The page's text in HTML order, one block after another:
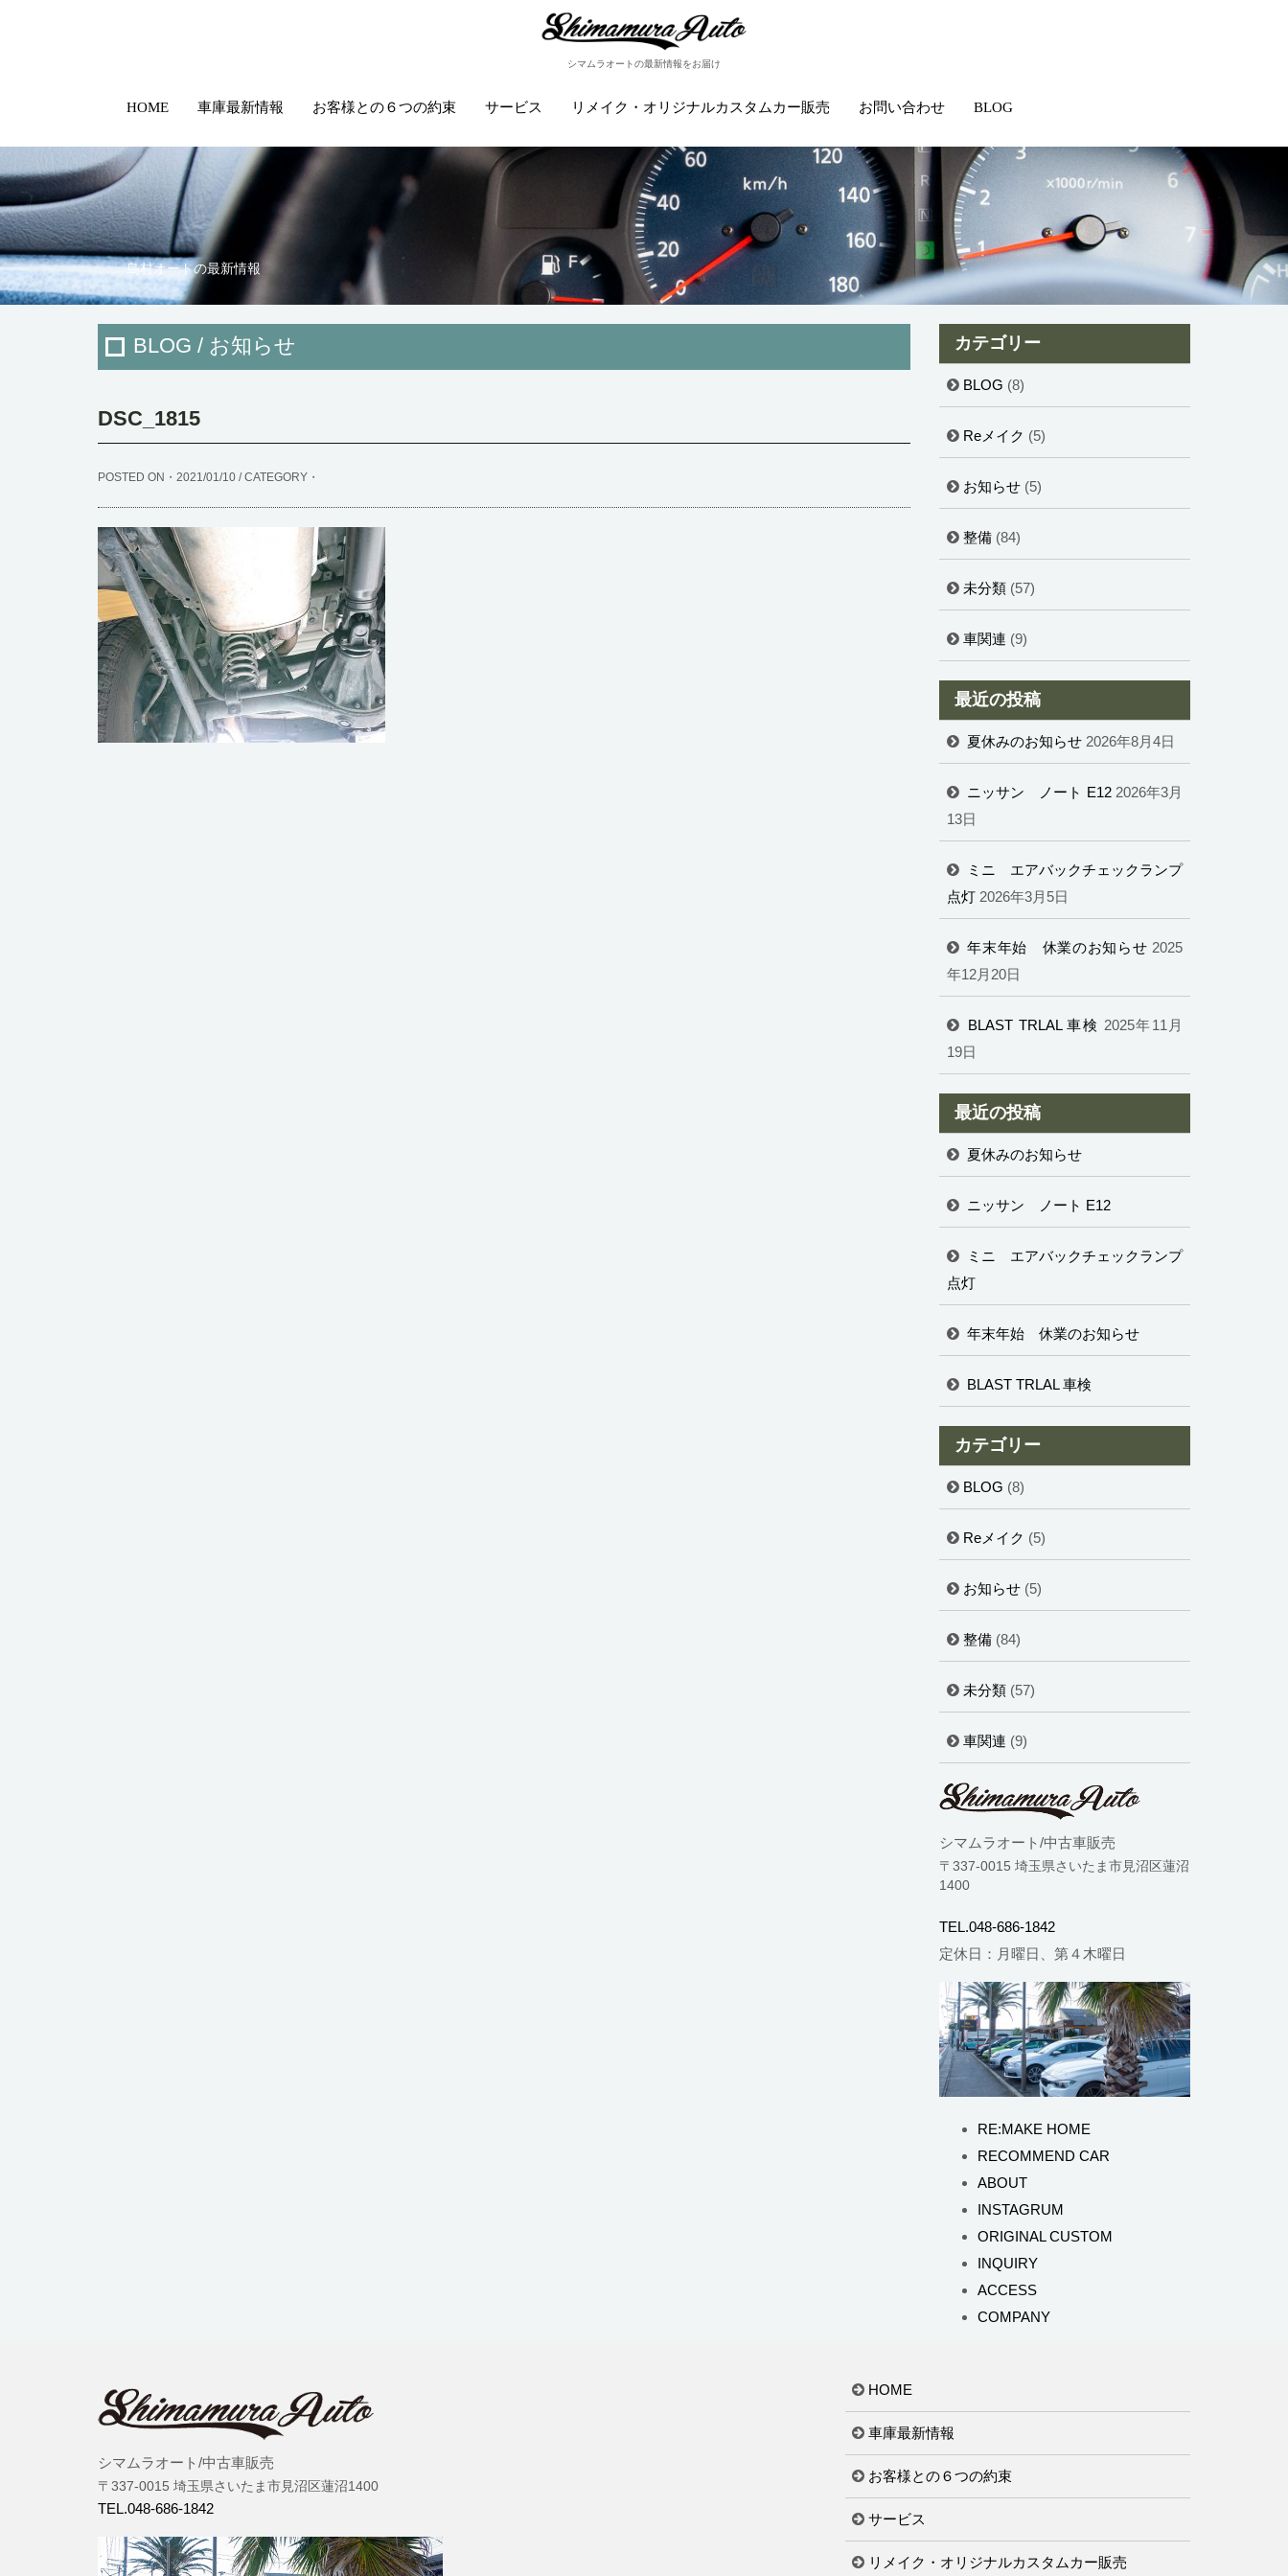
シマムラオートの最新情報をお届け
HOME 車庫最新情報 お客様との６つの約束 サービス リメイク・オリジナルカスタムカー販売 お問い合わせ BLOG
島村オートの最新情報
BLOG / お知らせ
DSC_1815
POSTED ON・2021/01/10 / CATEGORY・
カテゴリー
BLOG (8)
Reメイク (5)
お知らせ(5)
整備(84)
未分類(57)
車関連 (9)
最近の投稿
夏休みのお知らせ 2026年8月4日
ニッサン ノート E12 2026年3月
13日
ミニ エアバックチェックランプ
点灯 2026年3月5日
年末年始 休業のお知らせ 2025
年12月20日
BLAST TRLAL 車検 2025年11月
19日
最近の投稿
夏休みのお知らせ
ニッサン ノート E12
ミニ エアバックチェックランプ
点灯
年末年始 休業のお知らせ
BLAST TRLAL 車検
カテゴリー
BLOG (8)
Reメイク (5)
お知らせ(5)
整備(84)
未分類(57)
車関連 (9)
シマムラオート/中古車販売
〒337-0015 埼玉県さいたま市見沼区蓮沼
1400
TEL.048-686-1842
定休日：月曜日、第４木曜日
RE:MAKE HOME
RECOMMEND CAR
ABOUT
INSTAGRUM
ORIGINAL CUSTOM
INQUIRY
ACCESS
COMPANY
シマムラオート/中古車販売
〒337-0015 埼玉県さいたま市見沼区蓮沼1400
TEL.048-686-1842
HOME
車庫最新情報
お客様との６つの約束
サービス
リメイク・オリジナルカスタムカー販売